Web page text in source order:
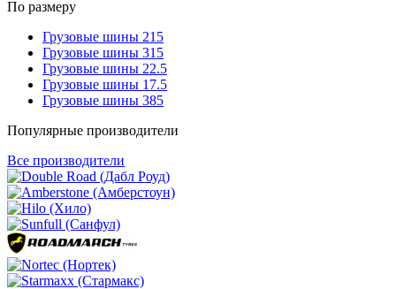
По размеру
Грузовые шины 215
Грузовые шины 315
Грузовые шины 22.5
Грузовые шины 17.5
Грузовые шины 385
Популярные производители
Все производители